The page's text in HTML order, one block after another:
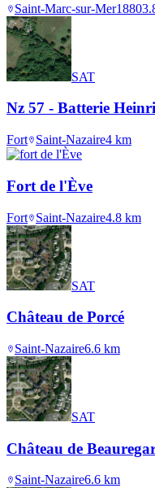
Saint-Marc-sur-Mer1880
SAT
Nz 57 - Batterie
Fort Saint-Nazaire4 km
Fort de l'Ève
Fort Saint-Nazaire4.8 km
SAT
Château de Porcé
Saint-Nazaire6.6 km
SAT
Château de
Saint-Nazaire6.6 km